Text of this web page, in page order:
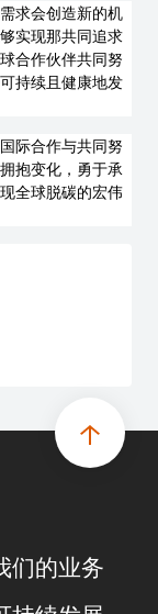
求会创造新的机
实现那共同追求
合作伙伴共同努
持续且健康地发
际合作与共同努
抱变化，勇于承
全球脱碳的宏伟
们的业务